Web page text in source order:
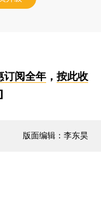
订阅全年， 按此收
版面编辑：李东昊